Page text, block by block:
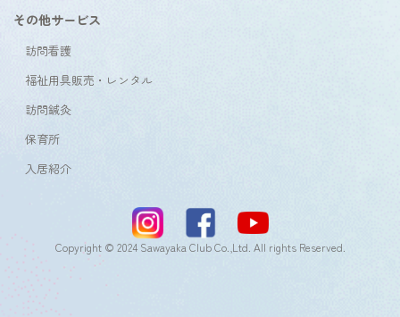
その他サービス
訪問看護
福祉用具販売・レンタル
訪問鍼灸
保育所
入居紹介
Copyright © 2024 Sawayaka Club Co.,Ltd. All rights Reserved.